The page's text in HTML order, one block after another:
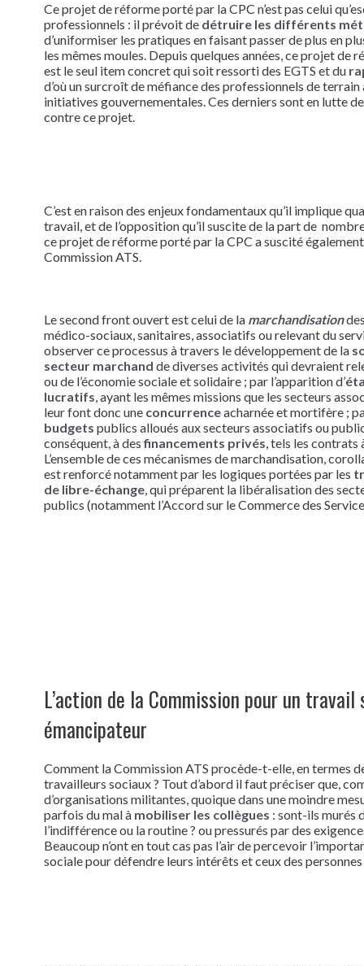
Ce projet de réforme porté par la CPC n’est pas celui
professionnels : il prévoit de détruire les différents
d’uniformiser les pratiques en faisant passer de plus en
les mêmes moules. Depuis quelques années, ce projet de
est le seul item concret qui soit ressorti des EGTS et du
d’où un surcroît de méfiance des professionnels de terrain
initiatives gouvernementales. Ces derniers sont en lutte
contre ce projet.
C’est en raison des enjeux fondamentaux qu’il implique
travail, et de l’opposition qu’il suscite de la part de
ce projet de réforme porté par la CPC a suscité
Commission ATS.
Le second front ouvert est celui de la marchandisation
médico-sociaux, sanitaires, associatifs ou relevant du
observer ce processus à travers le développement de la
secteur marchand de diverses activités qui devraient
ou de l’économie sociale et solidaire ; par l’apparition d’
lucratifs, ayant les mêmes missions que les secteurs
leur font donc une concurrenceacharnée et mortifère ;
budgets publics alloués aux secteurs associatifs ou
conséquent, à desfinancements privés, tels les contrats
L’ensemble de ces mécanismes de marchandisation,
est renforcé notamment par les logiques portées par les
de libre-échange, qui préparent la libéralisation des
publics (notamment l’Accord sur le Commerce des
L’action de la Commission pour un travail
émancipateur
Comment la Commission ATS procède-t-elle, en termes
travailleurs sociaux ? Tout d’abord il faut préciser que,
d’organisations militantes, quoique dans une moindre
parfois du mal à mobiliser les collègues : sont-ils murés
l’indifférence ou la routine ? ou pressurés par des
Beaucoup n’ont en tout cas pas l’air de percevoir
sociale pour défendre leurs intérêts et ceux des